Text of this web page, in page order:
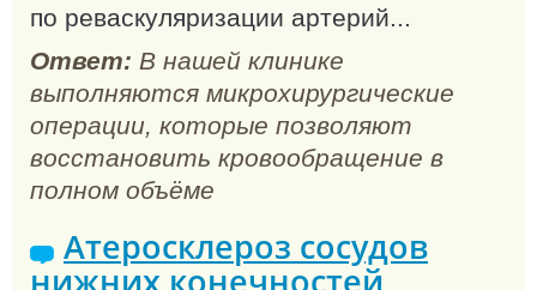
по реваскуляризации артерий...
Ответ: В нашей клинике
выполняются микрохирургические
операции, которые позволяют
восстановить кровообращение в
полном объёме
Атеросклероз сосудов